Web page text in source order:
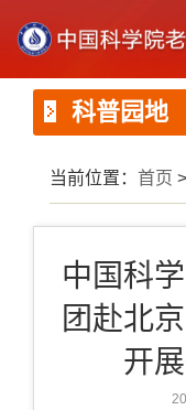
科普园地
当前位置： 首页 >
中国科
团赴北
开